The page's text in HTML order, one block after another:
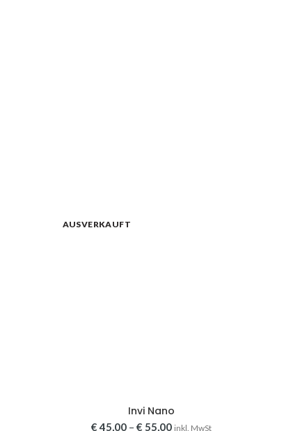
AUSVERKAUFT
Invi Nano
€45,00 – € 55,00Preisspanne:
inkl. MwSt